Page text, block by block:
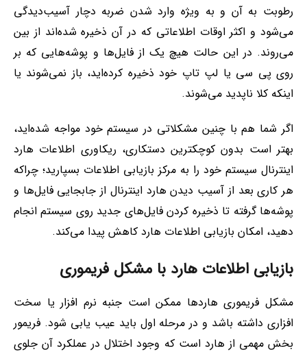
رطوبت به آن و به ویژه وارد شدن ضربه دچار آسیب‌دیدگی
می‌شود و اکثر اوقات اطلاعاتی که در آن ذخیره‌ شده‌اند از بین
می‌روند. در این حالت هیچ یک از فایل‌ها و پوشه‌هایی که بر
روی پی سی یا لپ تاپ خود ذخیره کرده‌اید، باز نمی‌شوند یا
اینکه کلا ناپدید می‌شوند.
اگر شما هم با چنین مشکلاتی در سیستم خود مواجه شده‌اید،
بهتر است بدون کوچکترین دستکاری، ریکاوری اطلاعات هارد
اینترنال سیستم خود را به مرکز بازیابی اطلاعات بسپارید؛ چراکه
هر کاری بعد از آسیب دیدن هارد اینترنال از جابجایی فایل‌ها و
پوشه‌ها گرفته تا ذخیره کردن فایل‌های جدید روی سیستم انجام
دهید، امکان بازیابی اطلاعات هارد کاهش پیدا می‌کند.
بازیابی اطلاعات هارد با مشکل فریموری
مشکل فریموری هاردها ممکن است جنبه نرم افزار یا سخت
افزاری داشته باشد و در مرحله اول باید عیب یابی شود. فریمور
بخش مهمی از هارد است که وجود اختلال در عملکرد آن جلوی